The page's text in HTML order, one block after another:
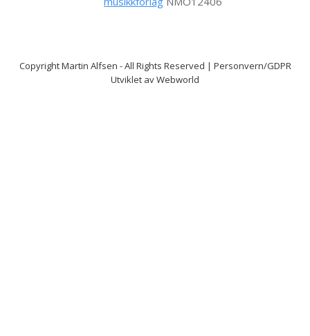
CopyrightMartin Alfsen - All Rights Reserved | Personvern/GDPR
Utviklet avWebworld